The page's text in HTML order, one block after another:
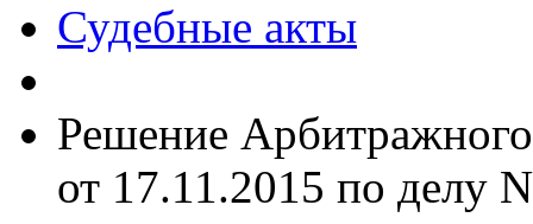
Судебные акты
Решение
от 17.11.2015 по делу